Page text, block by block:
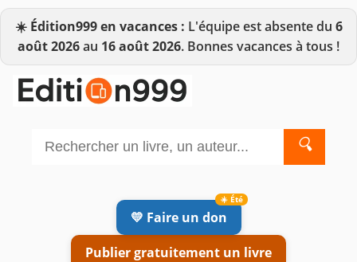
☀️ Édition999 en vacances : L'équipe est absente du 6
août 2026au 16 août 2026. Bonnes vacances à tous !
🔍
💛 Faire un don
Publier gratuitement un livre